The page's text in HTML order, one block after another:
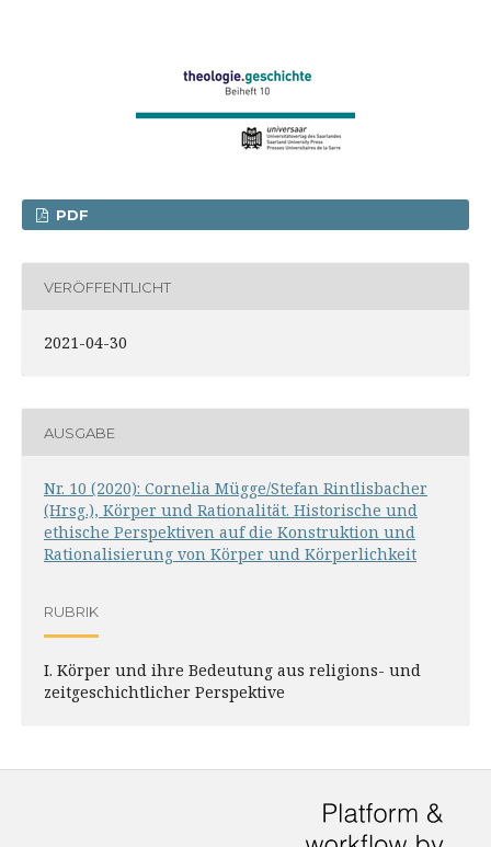
PDF
VERÖFFENTLICHT
2021-04-30
AUSGABE
Nr. 10 (2020): Cornelia Mügge/Stefan Rintlisbacher
(Hrsg.), Körper und Rationalität. Historische und
ethische Perspektiven auf die Konstruktion und
Rationalisierung von Körper und Körperlichkeit
RUBRIK
I. Körper und ihre Bedeutung aus religions- und
zeitgeschichtlicher Perspektive